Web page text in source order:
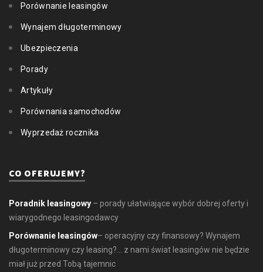
Porównanie leasingów
Wynajem długoterminowy
Ubezpieczenia
Porady
Artykuły
Porównania samochodów
Wyprzedaż rocznika
CO OFERUJEMY?
Poradnik leasingowy – porady ułatwiające wybór dobrej oferty i
wiarygodnego leasingodawcy
Porównanie leasingów– operacyjny czy finansowy? Wynajem
długoterminowy czy leasing?... z nami świat leasingów nie będzie
miał już przed Tobą tajemnic